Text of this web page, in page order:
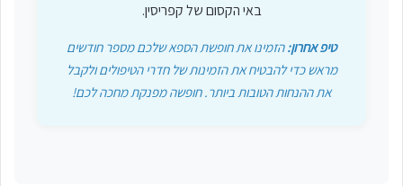
באי הקסום של קפריסין.
טיפ אחרון:הזמינו את חופשת הספא שלכם מספר חודשים
מראש כדי להבטיח את הזמינות של חדרי הטיפולים ולקבל
את ההנחות הטובות ביותר. חופשה מפנקת מחכה לכם!